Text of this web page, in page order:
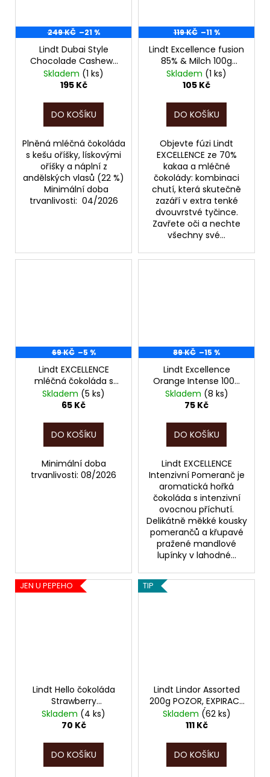
249 KČ –21 %
Lindt Dubai Style
Chocolade Cashew-
Haselnuss , 150g
NOVINKA, POZOR, PO
Skladem (1 ks)
195 Kč
DO KOŠÍKU
Plněná mléčná čokoláda
s kešu oříšky, lískovými
oříšky a náplní z
andělských vlasů (22 %)
Minimální doba
trvanlivosti: 04/2026
119 KČ –11 %
Lindt Excellence fusion
85% & Milch 100g
POZOR, EXPIRACE
06/2026!!!
Skladem (1 ks)
105 Kč
DO KOŠÍKU
Objevte fúzi Lindt
EXCELLENCE ze 70%
kakaa a mléčné
čokolády: kombinaci
chutí, která skutečně
zazáří v extra tenké
dvouvrstvé tyčince.
Zavřete oči a nechte
všechny své...
69 KČ –5 %
Lindt EXCELLENCE
mléčná čokoláda s
karamelem a se solí
100g POZOR, EXPIRACE
Skladem (5 ks)
65 Kč
DO KOŠÍKU
Minimální doba
trvanlivosti: 08/2026
89 KČ –15 %
Lindt Excellence
Orange Intense 100g
čokoláda POZOR jen
do 31.10/2026!!!
Skladem (8 ks)
75 Kč
DO KOŠÍKU
Lindt EXCELLENCE
Intenzivní Pomeranč je
aromatická hořká
čokoláda s intenzivní
ovocnou příchutí.
Delikátně měkké kousky
pomerančů a křupavé
pražené mandlové
lupínky v lahodné...
JEN U PEPEHO
Lindt Hello čokoláda
Strawberry
Cheesecake, 100g,
POZOR, PO EXPIRACI!!!
Skladem (4 ks)
70 Kč
DO KOŠÍKU
TIP
Lindt Lindor Assorted
200g POZOR, EXPIRACE
JEN DO 08/2026!!!
Skladem (62 ks)
111 Kč
DO KOŠÍKU